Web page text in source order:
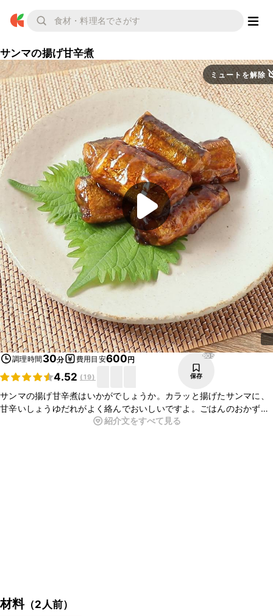
サンマの揚げ甘辛煮
ミュートを解除
調理時間 30分 費用目安600円
4.52 (19)
805
保存
サンマの揚げ甘辛煮はいかがでしょうか。カラッと揚げたサンマに、
甘辛いしょうゆだれがよく絡んでおいしいですよ。ごはんのおかずや
お酒のおつまみに便利な一品です。ぜひお試しくださいね。
紹介文をすべて見る
材料（2人前）